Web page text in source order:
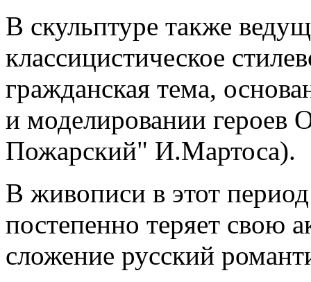
В скульптуре также
классицистическое
гражданская тема,
и моделировании героев
Пожарский" И.Мартоса).
В живописи в этот
постепенно теряет свою
сложение русский